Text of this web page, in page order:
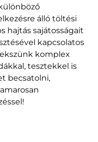
álló töltési
hajtás sajátosságait
kapcsolatos
komplex
tesztekkel is
becsatolni,